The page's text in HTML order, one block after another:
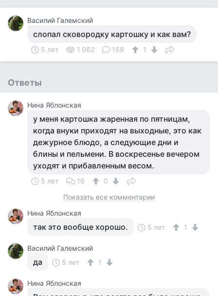
Василий Галемский
слопал сковородку картошку и как вам?
5 лет 1 062 159 1
Ответы
Нина Яблонская
у меня картошка жаренная по пятницам,
когда внуки приходят на выходные, это как
дежурное блюдо, а следующие дни и
блины и пельмени. В воскресенье вечером
уходят и прибавленным весом.
5 лет 16
0
Показать все комментарии
Нина Яблонская
так это вообще хорошо. 5 лет 1
Василий Галемский
да 5 лет 1
Нина Яблонская